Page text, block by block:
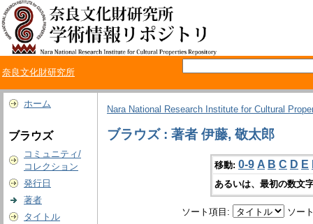
奈良文化財研究所
ホーム
ブラウズ
コミュニティ/
コレクション
発行日
著者
タイトル
Nara National Research Institute for Cultural
ブラウズ : 著者 伊藤, 敬太郎
移動: 0-9 A B C D E
あるいは、最初の数文
ソート項目: ソー